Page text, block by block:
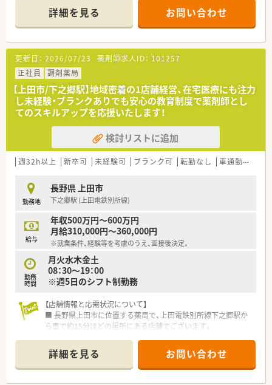
■お休みも多く、ワーク・ライフバランスを重視して働きたい方
におすすめです！
■共済制度や奨学金制度もあり、福利厚生充実の病院です。
■年間休日122日！残業は月5時間程度と定時でのご帰宅が叶い
ます。
詳細を見る お問い合わせ
更新日： 2026/07/23 薬剤師求人ID： 101257
正社員
調剤薬局
【上田市/下之郷駅】地域密着の1店舗経営、在宅医療にも注力
し未経験・ブランクありでも安心の教育制度で薬剤師とし
てのスキルアップを応援いたします！
検討リストに追加
週32h以上 新卒可 未経験可 ブランク可 転勤なし 車通勤可
勤務地
長野県 上田市
下之郷駅 (上田電鉄別所線)
給与
年収500万円～600万円
月給310,000円～360,000円
※就業条件、経験等を考慮のうえ、面接後決定。
勤務
時間
月火水木金土
08：30～19：00
※週5日のシフト制勤務
【店舗情報と応需状況について】
■ 長野県上田市に位置する薬局で、上田電鉄別所線下之郷駅か
ら車で約15分ほどの場所にある店舗でございます。
ており、1日あたり約100枚の処方箋に対応しています。
■ 薬剤師は常勤3名、非常勤3名の計6名が在籍し、常時3名から4
名体制で業務にあたっており、ヘルプ体制も充実しています。
詳細を見る お問い合わせ